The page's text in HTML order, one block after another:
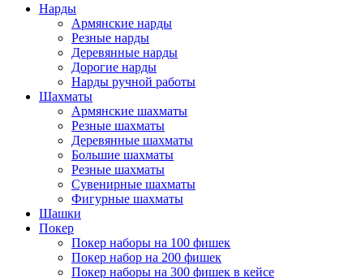
Нарды
Армянские нарды
Резные нарды
Деревянные нарды
Дорогие нарды
Нарды ручной работы
Шахматы
Армянские шахматы
Резные шахматы
Деревянные шахматы
Большие шахматы
Резные шахматы
Сувенирные шахматы
Фигурные шахматы
Шашки
Покер
Покер наборы на 100 фишек
Покер набор на 200 фишек
Покер наборы на 300 фишек в кейсе